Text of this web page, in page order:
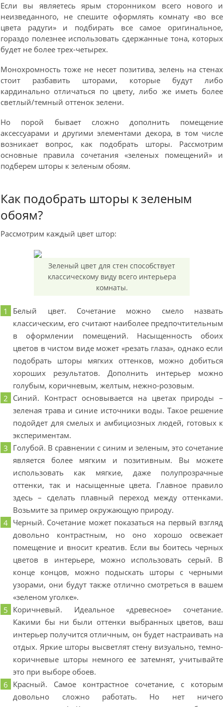
Если вы являетесь ярым сторонником всего нового и
неизведанного, не спешите оформлять комнату «во все
цвета радуги» и подбирать все самое оригинальное,
гораздо полезнее использовать сдержанные тона, которых
будет не более трех-четырех.
Монохромность тоже не несет позитива, зелень на стенах
стоит разбавить шторами, которые будут либо
кардинально отличаться по цвету, либо же иметь более
светлый/темный оттенок зелени.
Но порой бывает сложно дополнить помещение
аксессуарами и другими элементами декора, в том числе
возникает вопрос, как подобрать шторы. Рассмотрим
основные правила сочетания «зеленых помещений» и
подберем шторы к зеленым обоям.
Как подобрать шторы к зеленым
обоям?
Рассмотрим каждый цвет штор:
Зеленый цвет для стен способствует
классическому виду всего интерьера
комнаты.
Белый цвет. Сочетание можно смело назвать
классическим, его считают наиболее предпочтительным
в оформлении помещений. Насыщенность обоих
цветов в чистом виде может «резать глаза», однако если
подобрать шторы мягких оттенков, можно добиться
хороших результатов. Дополнить интерьер можно
голубым, коричневым, желтым, нежно-розовым.
Синий. Контраст основывается на цветах природы –
зеленая трава и синие источники воды. Такое решение
подойдет для смелых и амбициозных людей, готовых к
экспериментам.
Голубой. В сравнении с синим и зеленым, это сочетание
является более мягким и позитивным. Вы можете
использовать как мягкие, даже полупрозрачные
оттенки, так и насыщенные цвета. Главное правило
здесь – сделать плавный переход между оттенками.
Возьмите за пример окружающую природу.
Черный. Сочетание может показаться на первый взгляд
довольно контрастным, но оно хорошо освежает
помещение и вносит креатив. Если вы боитесь черных
цветов в интерьере, можно использовать серый. В
конце концов, можно подыскать шторы с черными
узорами, они будут также отлично смотреться в вашем
«зеленом уголке».
Коричневый. Идеальное «древесное» сочетание.
Какими бы ни были оттенки выбранных цветов, ваш
интерьер получится отличным, он будет настраивать на
отдых. Яркие шторы высветлят стену визуально, темно-
коричневые шторы немного ее затемнят, учитывайте
это при выборе обоев.
Красный. Самое контрастное сочетание, с которым
довольно сложно работать. Но нет ничего